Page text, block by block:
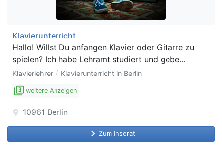
Klavierunterricht
Hallo! Willst Du anfangen Klavier oder Gitarre zu
spielen? Ich habe Lehramt studiert und gebe...
Klavierlehrer / Klavierunterricht in Berlin
filter_3 weitere Anzeigen
location_on 10961 Berlin
keyboard_arrow_right Zum Inserat